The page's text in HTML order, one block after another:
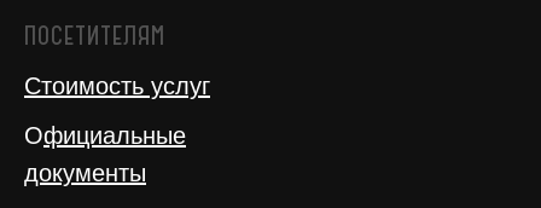
ПОСЕТИТЕЛЯМ
Стоимость услуг
Официальные
документы